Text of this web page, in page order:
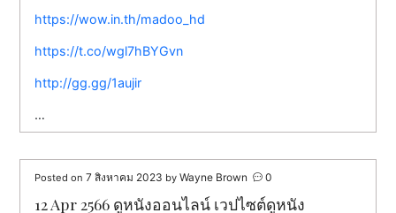
https://wow.in.th/madoo_hd
https://t.co/wgl7hBYGvn
http://gg.gg/1aujir
…
Posted on7 สิงหาคม 2023 byWayne Brown 0
12 Apr 2566 ดูหนังออนไลน์ เวปไซต์ดูหนัง